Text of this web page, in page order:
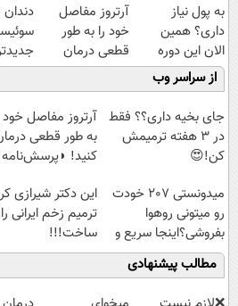
به پول نیاز
داری؟ همین
الان این دوره
رایگان رو شرکت
کن تا دیر نشده!
آرتروز مفاصل
خود را به طور
قطعی درمان
کنید!
◗پرسش‌نامه◖
سبک
از سراسر وب
جای بخیه داری؟؟ فقط
در 3 هفته ترمیمش
کن!😍
آرتروز مفاصل خود
به طور قطعی
کنید!
میدونستی 207 خودت
رو میتونی روهوا
بفروشی؟اینجا سریع و
راحت بفروش
این دکتر شیرازی
ترمیم زخم ایرانی را
ساخت!!!
مطالب پیشنهادی